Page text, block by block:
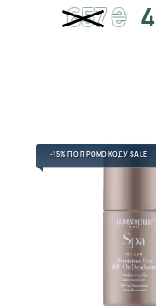
657₴
-15% ПО ПРОМОКОДУ SALE